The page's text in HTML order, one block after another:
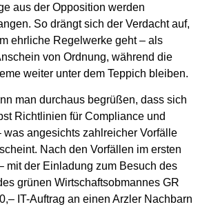
aus der Opposition werden
So drängt sich der Verdacht auf,
ehrliche Regelwerke geht – als
von Ordnung, während die
weiter unter dem Teppich bleiben.
man durchaus begrüßen, dass sich
Richtlinien für Compliance und
was angesichts zahlreicher Vorfälle
Nach den Vorfällen im ersten
mit der Einladung zum Besuch des
grünen Wirtschaftsobmannes GR
IT-Auftrag an einen Arzler Nachbarn